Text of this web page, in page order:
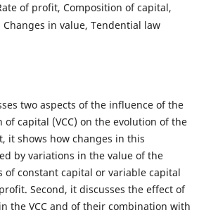
of profit, Composition of capital,
in value, Tendential law
two aspects of the influence of the
of capital (VCC) on the evolution of the
it shows how changes in this
by variations in the value of the
of constant capital or variable capital
Second, it discusses the effect of
the VCC and of their combination with